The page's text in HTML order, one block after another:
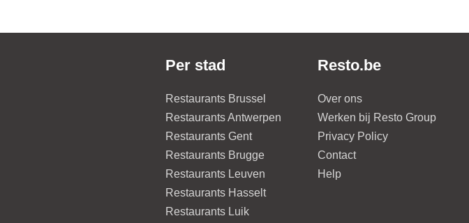
Per stad
Restaurants Brussel
Restaurants Antwerpen
Restaurants Gent
Restaurants Brugge
Restaurants Leuven
Restaurants Hasselt
Restaurants Luik
Resto.be
Over ons
Werken bij Resto Group
Privacy Policy
Contact
Help